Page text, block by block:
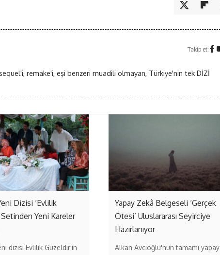
Takip et:
remake'i, eşi benzeri muadili olmayan, Türkiye'nin tek DİZİ
Dizisi ‘Evlilik
Setinden Yeni Kareler
dizisi Evlilik Güzeldir'in
Yapay Zekâ Belgeseli ‘Gerçek
Ötesi’ Uluslararası Seyirciye
Hazırlanıyor
Alkan Avcıoğlu'nun tamamı yapay